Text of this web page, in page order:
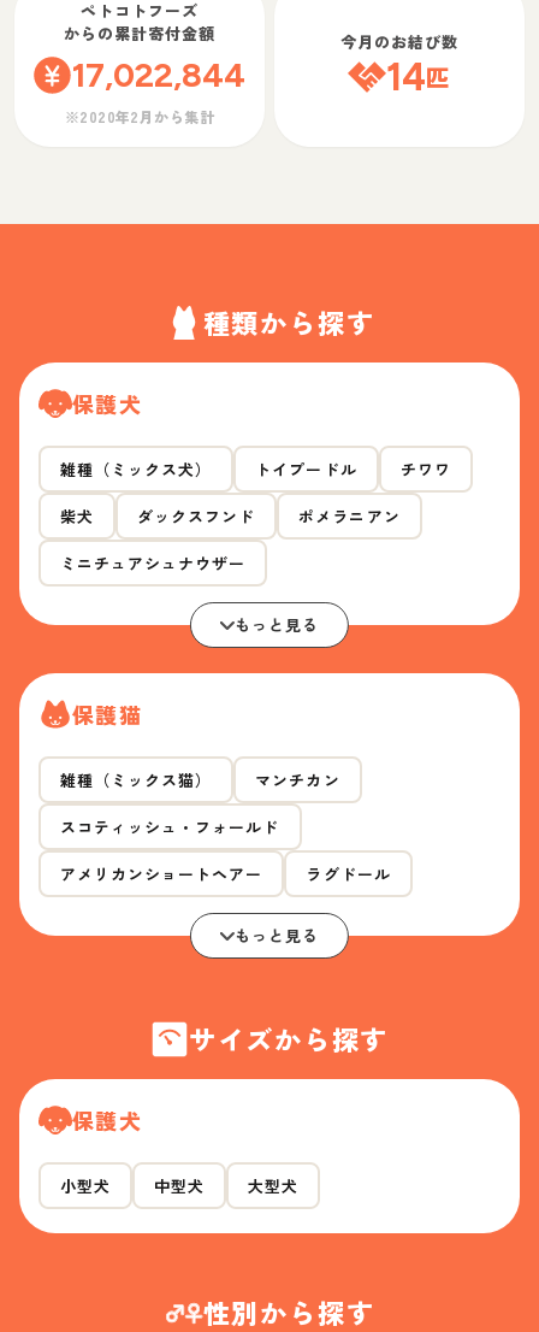
ペトコトフーズ
からの累計寄付金額
17,022,844
※2020年2月から集計
今月のお結び数
14匹
種類から探す
保護犬
雑種（ミックス犬） トイプードル チワワ
柴犬 ダックスフンド ポメラニアン
ミニチュアシュナウザー
もっと見る
保護猫
雑種（ミックス猫） マンチカン
スコティッシュ・フォールド
アメリカンショートヘアー ラグドール
もっと見る
サイズから探す
保護犬
小型犬 中型犬 大型犬
性別から探す